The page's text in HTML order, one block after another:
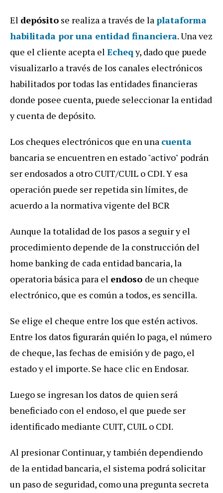
El depósito se realiza a través de laplataforma
habilitada por una entidad financiera. Una vez
que el cliente acepta el Echeqy, dado que puede
visualizarlo a través de los canales electrónicos
habilitados por todas las entidades financieras
donde posee cuenta, puede seleccionar la entidad
y cuenta de depósito.
Los cheques electrónicos que en una cuenta
bancaria se encuentren en estado "activo" podrán
ser endosados a otro CUIT/CUIL o CDI. Y esa
operación puede ser repetida sin límites, de
acuerdo a la normativa vigente del BCR
Aunque la totalidad de los pasos a seguir y el
procedimiento depende de la construcción del
home banking de cada entidad bancaria, la
operatoria básica para el endoso de un cheque
electrónico, que es común a todos, es sencilla.
Se elige el cheque entre los que estén activos.
Entre los datos figurarán quién lo paga, el número
de cheque, las fechas de emisión y de pago, el
estado y el importe. Se hace clic en Endosar.
Luego se ingresan los datos de quien será
beneficiado con el endoso, el que puede ser
identificado mediante CUIT, CUIL o CDI.
Al presionar Continuar, y también dependiendo
de la entidad bancaria, el sistema podrá solicitar
un paso de seguridad, como una pregunta secreta